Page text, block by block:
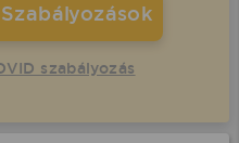
szabályozás